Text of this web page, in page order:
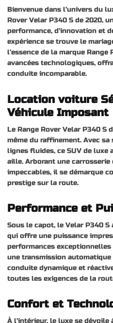
Bienvenue dans l’univers du
Rover Velar P340 S de 2020,
performance, d’innovation et
expérience se trouve le
l’essence de la marque
avancées technologiques,
conduite incomparable.
Location voiture
Véhicule Imposant
Le Range Rover Velar P340 S
même du raffinement. Avec
lignes fluides, ce SUV de luxe
aille. Arborant une
impeccables, il se démarque
prestige sur la route.
Performance et
Sous le capot, le Velar P340
qui offre une puissance
performances exceptionnelles
une transmission
conduite dynamique et
toutes les exigences de la
Confort et
À l’intérieur, le luxe se dévoile